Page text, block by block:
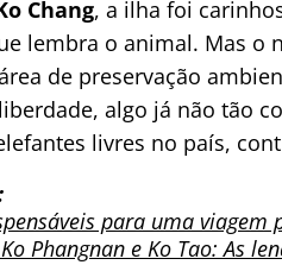
Chang, a ilha foi
lembra o animal. Mas o
de preservação
algo já não tão
livres no país,
para uma viagem
Phangnan e Ko Tao: As